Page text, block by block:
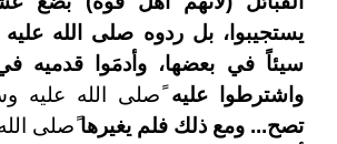
يستجيبوا، بل ردوه صلى الله عليه
سيئاً في بعضها، وأدمَوا قدميه
واشترطوا عليهًصلى الله عليه
تصح... ومع ذلك فلم يغيرهاًصلى